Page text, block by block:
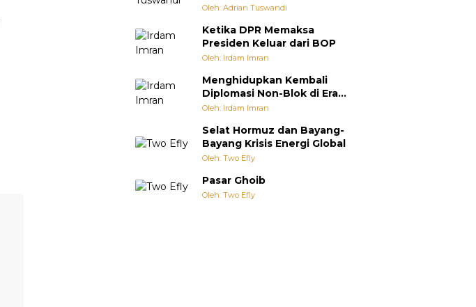
Oleh: Adrian Tuswandi
Ketika DPR Memaksa
Presiden Keluar dari BOP
Oleh: Irdam Imran
Menghidupkan Kembali
Diplomasi Non-Blok di Era
Multipolar
Oleh: Irdam Imran
Selat Hormuz dan Bayang-
Bayang Krisis Energi Global
Oleh: Two Efly
Pasar Ghoib
Oleh: Two Efly